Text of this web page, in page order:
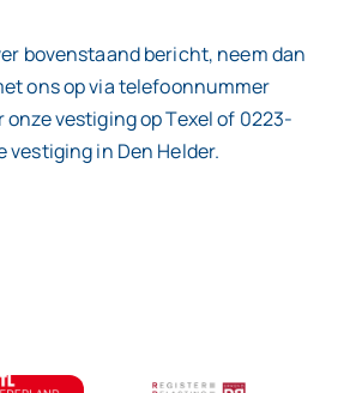
bovenstaand bericht, neem dan
ons op via telefoonnummer
onze vestiging op Texel of 0223-
vestiging in Den Helder.